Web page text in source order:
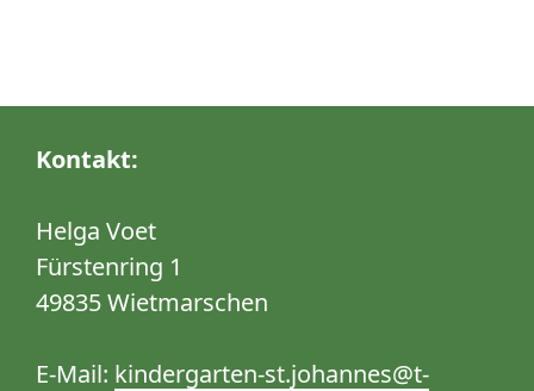
Kontakt:
Helga Voet
Fürstenring 1
49835 Wietmarschen
E-Mail: kindergarten-st.johannes@t-